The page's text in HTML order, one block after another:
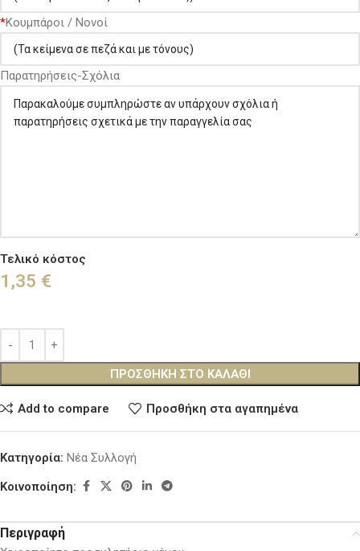
*Κουμπάροι / Νονοί
Παρατηρήσεις-Σχόλια
Τελικό κόστος
1,35 €
ΠΡΟΣΘΉΚΗ ΣΤΟ ΚΑΛΆΘΙ
Add to compare Προσθήκη στα αγαπημένα
Κατηγορία: Νέα Συλλογή
Κοινοποίηση:
Περιγραφή